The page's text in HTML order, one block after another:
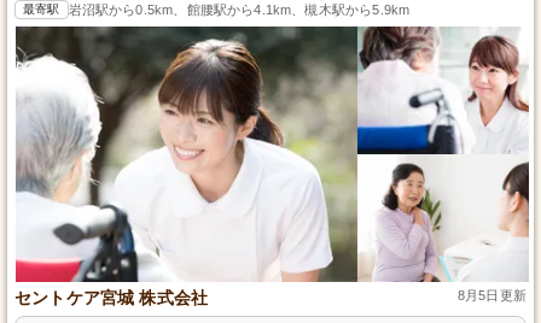
最寄駅 岩沼駅から0.5km、館腰駅から4.1km、槻木駅から5.9km
セントケア宮城 株式会社 8月5日更新